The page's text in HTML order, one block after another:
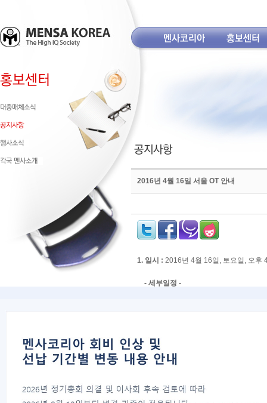
2016년 4월 16일 서울 OT 안내
1. 일시 : 2016년 4월 16일 , 토요일 , 오후
- 세부일정 -
2. 장소
서울시인재개발원 (
- 행사 진행 강연장 : 서울시인재개